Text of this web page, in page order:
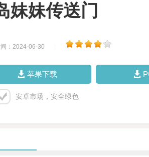
妹妹传送门
：2024-06-30
苹果下载
安卓市场，安全绿色